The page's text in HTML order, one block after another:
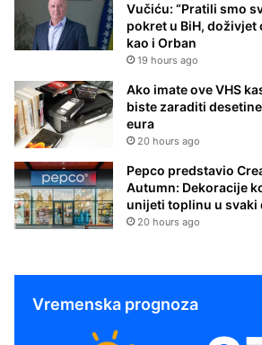
Vučiću: “Pratili smo
pokret u BiH, doživjet
kao i Orban
19 hours ago
Ako imate ove VHS
biste zaraditi
eura
20 hours ago
Pepco predstavio
Autumn: Dekoracije
unijeti toplinu u svaki
20 hours ago
Vremenska prognoza